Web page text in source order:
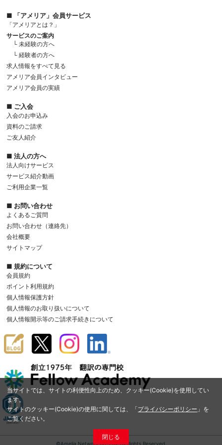
当サイトでは、サイトの利便性向上のため、クッキー(Cookie)を使用してい
ます。
サイトのクッキー(Cookie)の使用に関しては、「プライバシーポリシー 」を
ご覧ください。
閉じる
■ 「アメリア」会員サービス
「アメリアとは？」
サービスのご案内
└ 未経験の方へ
└ 経験者の方へ
求人情報をすべて見る
アメリア会員インタビュー
アメリア会員の実績
■ ご入会
入会のお申込み
資料のご請求
ご友人紹介
■ 法人の方へ
法人向けサービス
サービス紹介動画
ご利用企業一覧
■ お問い合わせ
よくあるご質問
お問い合わせ（連絡先）
会社概要
サイトマップ
■ 規約について
会員規約
ポイント利用規約
個人情報保護方針
個人情報のお取り扱いについて
個人情報開示等のご請求手続きについて
©Amelia Network Co.,Ltd. All Rights Reserved.